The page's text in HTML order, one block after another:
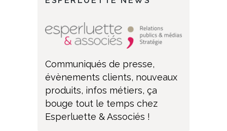
Communiqués de presse,
évènements clients, nouveaux
produits, infos métiers, ça
bouge tout le temps chez
Esperluette & Associés !